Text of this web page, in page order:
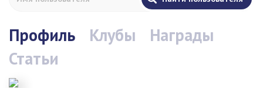
Профиль Клубы
Награды
Статьи